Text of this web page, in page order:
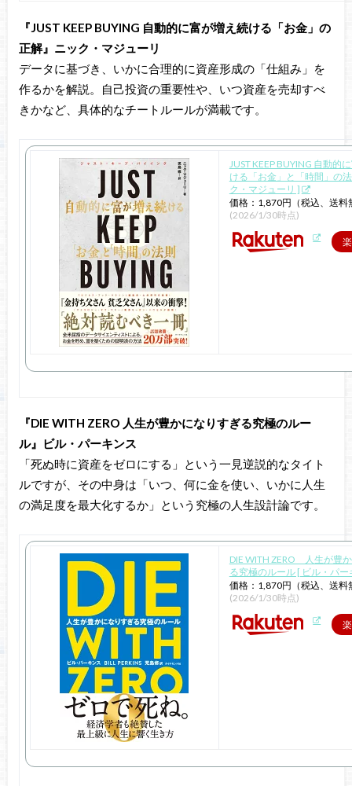
『JUST KEEP BUYING 自動的に富が増え続ける「お金」の
正解』ニック・マジューリ
データに基づき、いかに合理的に資産形成の「仕組み」を
作るかを解説。自己投資の重要性や、いつ資産を売却すべ
きかなど、具体的なチートルールが満載です。
JUST KEEP BUYING 自動的
ける「お金」と「時間」の
ク・マジューリ ]
価格：1,870円（税込、送料
(2026/1/30時点)
『DIE WITH ZERO 人生が豊かになりすぎる究極のルー
ル』ビル・パーキンス
「死ぬ時に資産をゼロにする」という一見逆説的なタイト
ルですが、その中身は「いつ、何に金を使い、いかに人生
の満足度を最大化するか」という究極の人生設計論です。
DIE WITH ZERO 人生が豊
る究極のルール [ ビル・パー
価格：1,870円（税込、送料
(2026/1/30時点)